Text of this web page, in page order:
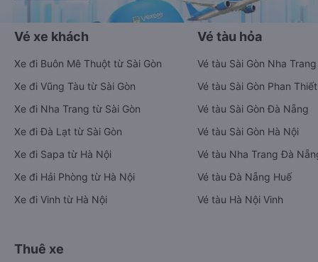
Vé xe khách
Xe đi Buôn Mê Thuột từ Sài Gòn
Xe đi Vũng Tàu từ Sài Gòn
Xe đi Nha Trang từ Sài Gòn
Xe đi Đà Lạt từ Sài Gòn
Xe đi Sapa từ Hà Nội
Xe đi Hải Phòng từ Hà Nội
Xe đi Vinh từ Hà Nội
Vé tàu hỏa
Vé tàu Sài Gòn Nha Trang
Vé tàu Sài Gòn Phan Thiết
Vé tàu Sài Gòn Đà Nẵng
Vé tàu Sài Gòn Hà Nội
Vé tàu Nha Trang Đà
Vé tàu Đà Nẵng Huế
Vé tàu Hà Nội Vinh
Thuê xe